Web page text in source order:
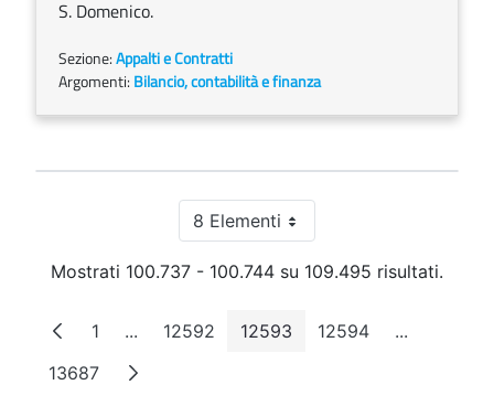
S. Domenico.
Sezione:Appalti e Contratti
Argomenti: Bilancio, contabilità e finanza
8 ElementiPer pagina
Mostrati 100.737 - 100.744 su 109.495 risultati.
Pagina
1 ...Pagine intermedie
Pagina
12592 Pagina
12593 Pagina
12594 ...Pagine
Pagina
13687